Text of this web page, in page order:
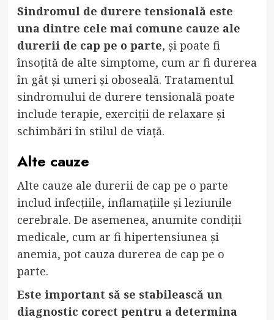
Sindromul de durere tensională este
una dintre cele mai comune cauze ale
durerii de cap pe o parte, și poate fi
însoțită de alte simptome, cum ar fi durerea
în gât și umeri și oboseală. Tratamentul
sindromului de durere tensională poate
include terapie, exerciții de relaxare și
schimbări în stilul de viață.
Alte cauze
Alte cauze ale durerii de cap pe o parte
includ infecțiile, inflamațiile și leziunile
cerebrale. De asemenea, anumite condiții
medicale, cum ar fi hipertensiunea și
anemia, pot cauza durerea de cap pe o
parte.
Este important să se stabilească un
diagnostic corect pentru a determina